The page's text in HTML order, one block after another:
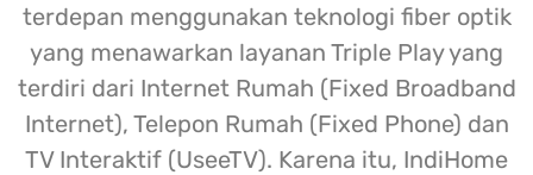
terdepan menggunakan teknologi fiber optik
yang menawarkan layanan Triple Play yang
terdiri dari Internet Rumah (Fixed Broadband
Internet), Telepon Rumah (Fixed Phone) dan
TV Interaktif (UseeTV). Karena itu, IndiHome